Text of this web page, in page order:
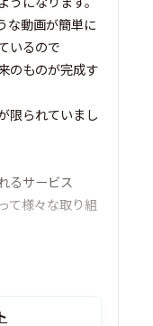
な動画が簡単に
いるので
のものが完成す
限られていまし
るサービス
て様々な取り組